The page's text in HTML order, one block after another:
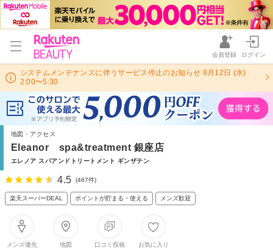
会員登録 ログイン
システムメンテナンスに伴うサービス停止のお知らせ 8月12日 (水)
2:00〜5:30
地図・アクセス
Eleanor spa&treatment 銀座店
エレノア スパアンドトリートメント ギンザテン
4.5 (467件)
楽天スーパーDEAL ポイントが貯まる・使える メンズ歓迎
メンズ優先
地図
口コミ投稿
お気に入り